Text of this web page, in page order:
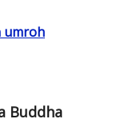
umroh
Buddha